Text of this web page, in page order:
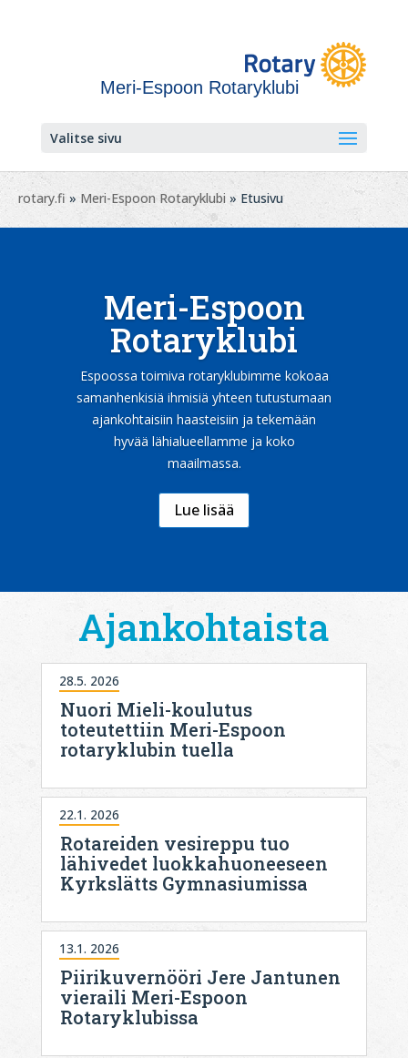
Meri-Espoon Rotaryklubi
Valitse sivu
rotary.fi » Meri-Espoon Rotaryklubi » Etusivu
Meri-Espoon
Rotaryklubi
Espoossa toimiva rotaryklubimme kokoaa
samanhenkisiä ihmisiä yhteen tutustumaan
ajankohtaisiin haasteisiin ja tekemään
hyvää lähialueellamme ja koko
maailmassa.
Lue lisää
Ajankohtaista
Nuori Mieli-koulutus
toteutettiin Meri-Espoon
rotaryklubin tuella
28.5. 2026
Rotareiden vesireppu tuo
lähivedet luokkahuoneeseen
Kyrkslätts Gymnasiumissa
22.1. 2026
Piirikuvernööri Jere Jantunen
vieraili Meri-Espoon
Rotaryklubissa
13.1. 2026